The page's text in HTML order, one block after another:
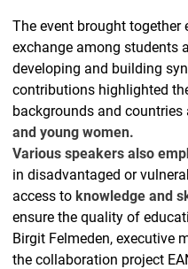
The event brought
exchange among students
developing and building
contributions highlighted
backgrounds and
and young women.
Various speakers also
in disadvantaged or
access toknowledge and
ensure the quality of
Birgit Felmeden, executive
the collaboration project